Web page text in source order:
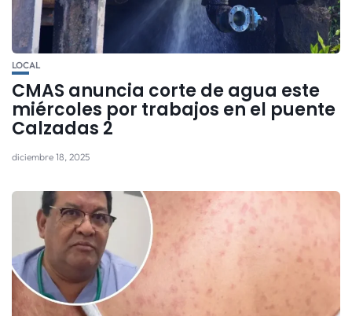
LOCAL
CMAS anuncia corte de agua este
miércoles por trabajos en el puente
Calzadas 2
diciembre 18, 2025